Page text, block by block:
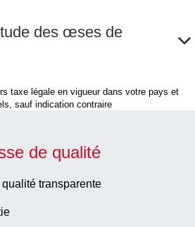
des œses de
taxe légale en vigueur dans votre pays et
sauf indication contraire
de qualité
transparente